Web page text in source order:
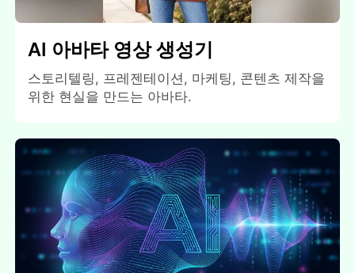
AI 아바타 영상 생성기
스토리텔링, 프레젠테이션, 마케팅, 콘텐츠 제작을
위한 현실을 만드는 아바타.